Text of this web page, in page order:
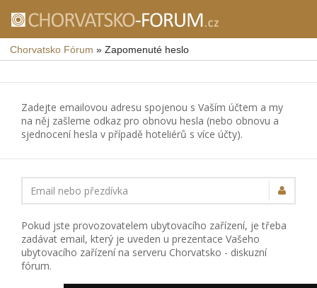
Chorvatsko Fórum » Zapomenuté heslo
Zadejte emailovou adresu spojenou s Vaším účtem a my
na něj zašleme odkaz pro obnovu hesla (nebo obnovu a
sjednocení hesla v případě hoteliérů s více účty).
Email nebo přezdívka
Pokud jste provozovatelem ubytovacího zařízení, je třeba
zadávat email, který je uveden u prezentace Vašeho
ubytovacího zařízení na serveru Chorvatsko - diskuzní
fórum.